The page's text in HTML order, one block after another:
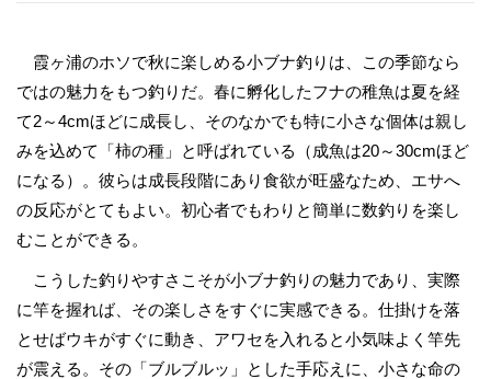
霞ヶ浦のホソで秋に楽しめる小ブナ釣りは、この季節なら
ではの魅力をもつ釣りだ。春に孵化したフナの稚魚は夏を経
て2～4cmほどに成長し、そのなかでも特に小さな個体は親し
みを込めて「柿の種」と呼ばれている（成魚は20～30cmほど
になる）。彼らは成長段階にあり食欲が旺盛なため、エサへ
の反応がとてもよい。初心者でもわりと簡単に数釣りを楽し
むことができる。
こうした釣りやすさこそが小ブナ釣りの魅力であり、実際
に竿を握れば、その楽しさをすぐに実感できる。仕掛けを落
とせばウキがすぐに動き、アワセを入れると小気味よく竿先
が震える。その「ブルブルッ」とした手応えに、小さな命の